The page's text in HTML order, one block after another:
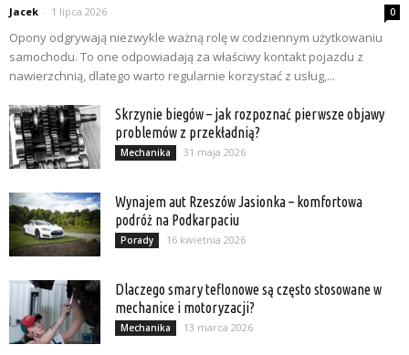
Jacek - 1 lipca 2026 0
Opony odgrywają niezwykle ważną rolę w codziennym użytkowaniu
samochodu. To one odpowiadają za właściwy kontakt pojazdu z
nawierzchnią, dlatego warto regularnie korzystać z usług,...
Skrzynie biegów – jak rozpoznać pierwsze objawy
problemów z przekładnią?
Mechanika 31 maja 2026
Wynajem aut Rzeszów Jasionka – komfortowa
podróż na Podkarpaciu
Porady 16 kwietnia 2026
Dlaczego smary teflonowe są często stosowane w
mechanice i motoryzacji?
Mechanika 13 marca 2026